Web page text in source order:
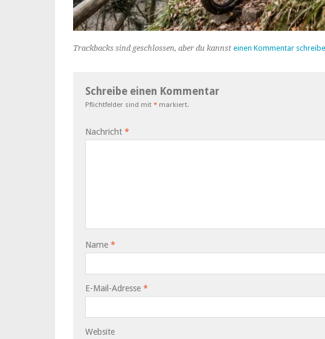
Trackbacks sind geschlossen, aber du kannst einen Kommentar
Schreibe einen Kommentar
Pflichtfelder sind mit * markiert.
Nachricht *
Name *
E-Mail-Adresse *
Website